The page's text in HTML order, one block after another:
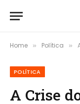
Home » Política »
POLÍTICA
A Crise